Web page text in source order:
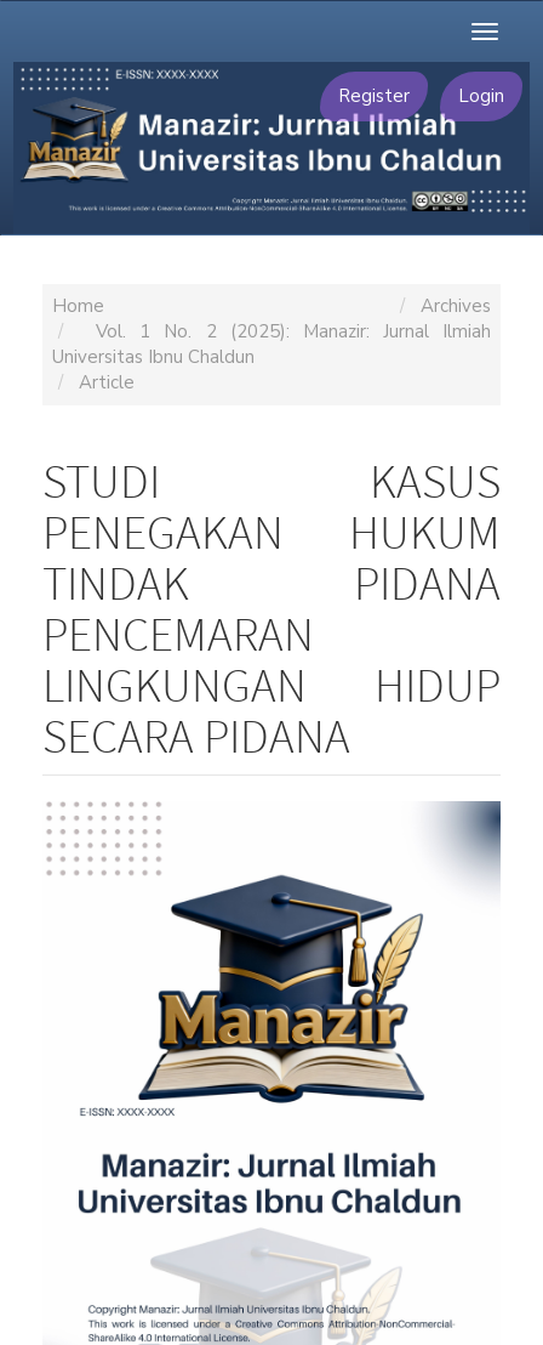
Main
Content
Sidebar
Register Login
Toggle
Home
Archives
Vol. 1 No. 2 (2025): Manazir: Jurnal Ilmiah
Universitas Ibnu Chaldun
Article
STUDI KASUS
PENEGAKAN HUKUM
TINDAK PIDANA
PENCEMARAN
LINGKUNGAN HIDUP
SECARA PIDANA
Article
Sidebar